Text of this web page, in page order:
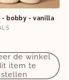
- bobby - vanilla
de winkel
item te